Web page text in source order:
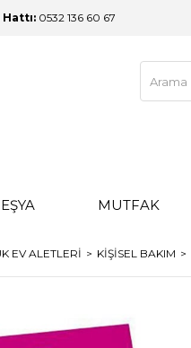
0532 136 60 67
MUTFAK
EV ALETLERİ KİŞİSEL BAKIM